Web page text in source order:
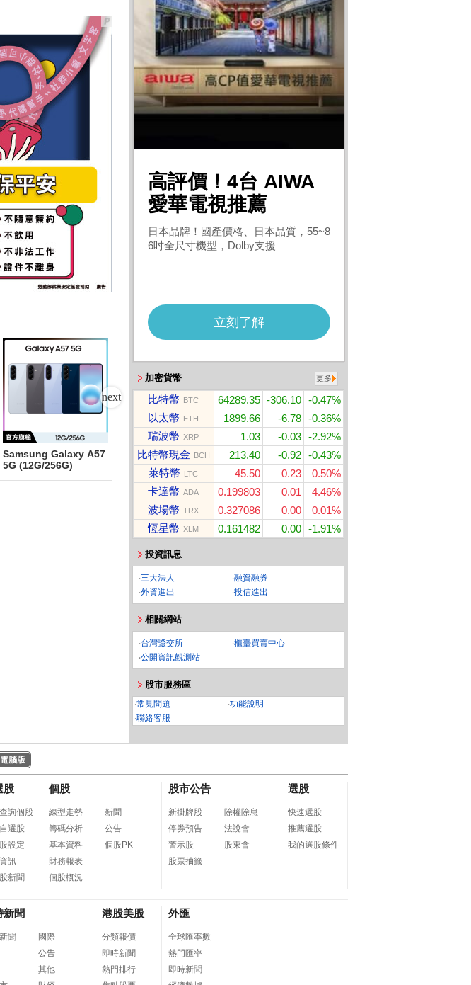
Samsung Galaxy A57
5G (12G/256G)
春風 三層超厚柔感抽取
衛生紙(100抽x8包x8串/
POCO X8 Pro Max 12
G/512G
滑鼠
更多
加密貨幣
比特幣 BTC 64289.35 -306.10
-0.47%
以太幣 ETH 1899.66 -6.78
-0.36%
瑞波幣 XRP 1.03 -0.03
-2.92%
比特幣現金 BCH 213.40 -0.92
-0.43%
萊特幣 LTC 45.50 0.23
0.50%
卡達幣 ADA 0.199803 0.01
4.46%
波場幣 TRX 0.327086 0.00
0.01%
恆星幣 XLM 0.161482 0.00 -1.91%
投資訊息
‧三大法人 ‧融資融券
‧外資進出 ‧投信進出
相關網站
‧台灣證交所 ‧櫃臺買賣中心
‧公開資訊觀測站
股市服務區
‧常見問題 ‧功能說明
‧聯絡客服
電腦版
股
詢個股
選股
設定
訊
新聞
個股
線型走勢
籌碼分析
基本資料
財務報表
個股概況
新聞
公告
個股PK
股市公告
新掛牌股
停券預告
警示股
股票抽籤
除權除息
法說會
股東會
選股
快速選股
推薦選股
我的選股條件
新聞
聞
國際
公告
其他
港股美股
分類報價
即時新聞
熱門排行
外匯
全球匯率數
熱門匯率
即時新聞